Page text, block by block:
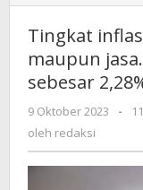
Tingkat
maupun
sebesar
9 Oktober 2023
oleh
-
oleh redaksi